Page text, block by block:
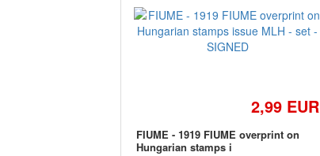
2,99 EUR
FIUME - 1919 FIUME overprint on
Hungarian stamps i